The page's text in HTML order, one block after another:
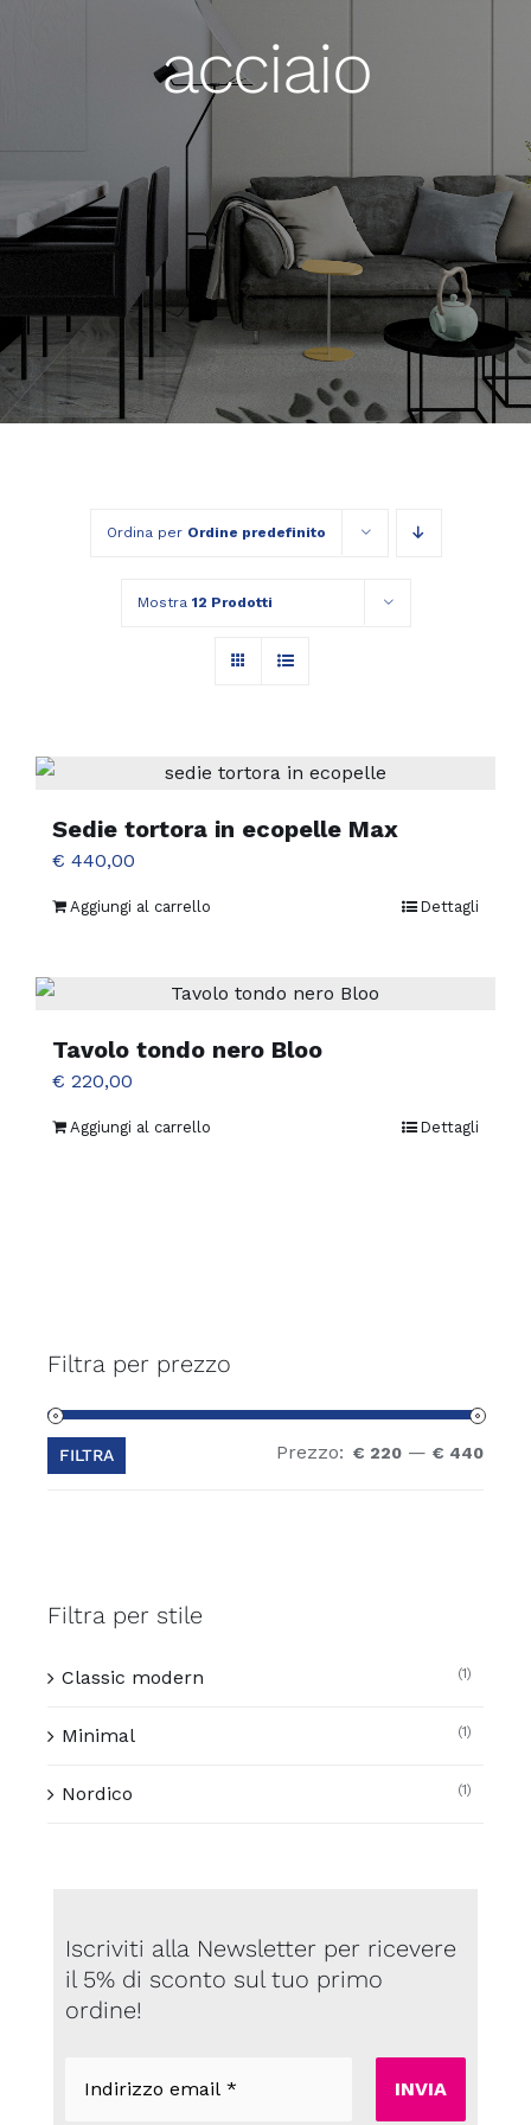
acciaio
Ordina per Ordine predefinito
Mostra 12 Prodotti
Sedie tortora in ecopelle Max
€ 440,00
Aggiungi al carrello Dettagli
Tavolo tondo nero Bloo
€ 220,00
Aggiungi al carrello Dettagli
Filtra per prezzo
FILTRA Prezzo: € 220 — € 440
Filtra per stile
Classic modern (1)
Minimal (1)
Nordico (1)
Iscriviti alla Newsletter per ricevere
il 5% di sconto sul tuo primo
ordine!
email